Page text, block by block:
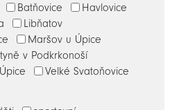
Batňovice
Havlovice
Libňatov
Maršov u Úpice
v Podkrkonoší
Úpice Velké Svatoňovice